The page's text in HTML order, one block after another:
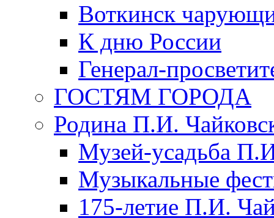
Воткинск
К дню России
Генерал-
ГОСТЯМ ГОРОДА
Родина П.И.
Музей-усадьба
Музыкальные
175-летие П.И.